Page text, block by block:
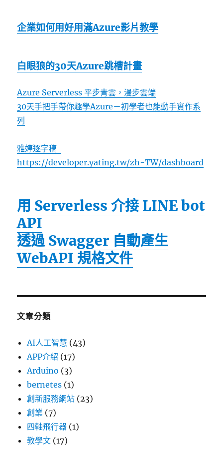
企業如何用好用滿Azure影片教學
白眼狼的30天Azure跳槽計畫
Azure Serverless 平步青雲，漫步雲端
30天手把手帶你趣學Azure－初學者也能動手實作系
列
雅婷逐字稿
https://developer.yating.tw/zh-TW/dashboard
用 Serverless 介接 LINE bot
API
透過 Swagger 自動產生
WebAPI 規格文件
文章分類
AI人工智慧 (43)
APP介紹 (17)
Arduino (3)
bernetes (1)
創新服務網站 (23)
創業 (7)
四軸飛行器 (1)
教學文 (17)